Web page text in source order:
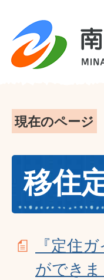
現在のページ
移住
『定住
ができま